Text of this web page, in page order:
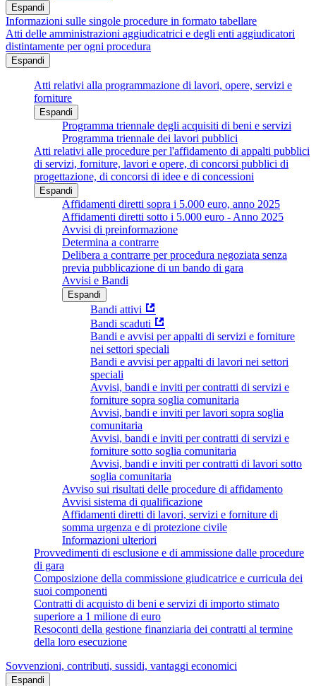
Espandi
Informazioni sulle singole procedure in formato tabellare
Atti delle amministrazioni aggiudicatrici e degli enti aggiudicatori
distintamente per ogni procedura
Espandi
Atti relativi alla programmazione di lavori, opere, servizi e
forniture
Espandi
Programma triennale degli acquisiti di beni e servizi
Programma triennale dei lavori pubblici
Atti relativi alle procedure per l'affidamento di appalti pubblici
di servizi, forniture, lavori e opere, di concorsi pubblici di
progettazione, di concorsi di idee e di concessioni
Espandi
Affidamenti diretti sopra i 5.000 euro, anno 2025
Affidamenti diretti sotto i 5.000 euro - Anno 2025
Avvisi di preinformazione
Determina a contrarre
Delibera a contrarre per procedura negoziata senza
previa pubblicazione di un bando di gara
Avvisi e Bandi
Espandi
Bandi attivi
Bandi scaduti
Bandi e avvisi per appalti di servizi e forniture
nei settori speciali
Bandi e avvisi per appalti di lavori nei settori
speciali
Avvisi, bandi e inviti per contratti di servizi e
forniture sopra soglia comunitaria
Avvisi, bandi e inviti per lavori sopra soglia
comunitaria
Avvisi, bandi e inviti per contratti di servizi e
forniture sotto soglia comunitaria
Avvisi, bandi e inviti per contratti di lavori sotto
soglia comunitaria
Avviso sui risultati delle procedure di affidamento
Avvisi sistema di qualificazione
Affidamenti diretti di lavori, servizi e forniture di
somma urgenza e di protezione civile
Informazioni ulteriori
Provvedimenti di esclusione e di ammissione dalle procedure
di gara
Composizione della commissione giudicatrice e curricula dei
suoi componenti
Contratti di acquisto di beni e servizi di importo stimato
superiore a 1 milione di euro
Resoconti della gestione finanziaria dei contratti al termine
della loro esecuzione
Sovvenzioni, contributi, sussidi, vantaggi economici
Espandi